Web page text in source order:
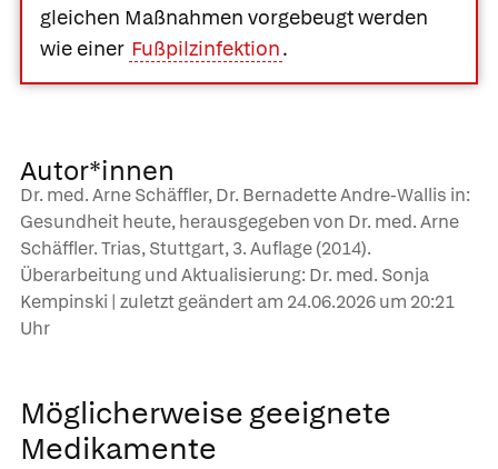
gleichen Maßnahmen vorgebeugt werden
wie einer Fußpilzinfektion.
Autor*innen
Dr. med. Arne Schäffler, Dr. Bernadette Andre-Wallis in:
Gesundheit heute, herausgegeben von Dr. med. Arne
Schäffler. Trias, Stuttgart, 3. Auflage (2014).
Überarbeitung und Aktualisierung: Dr. med. Sonja
Kempinski | zuletzt geändert am 24.06.2026um 20:21
Uhr
Möglicherweise geeignete
Medikamente